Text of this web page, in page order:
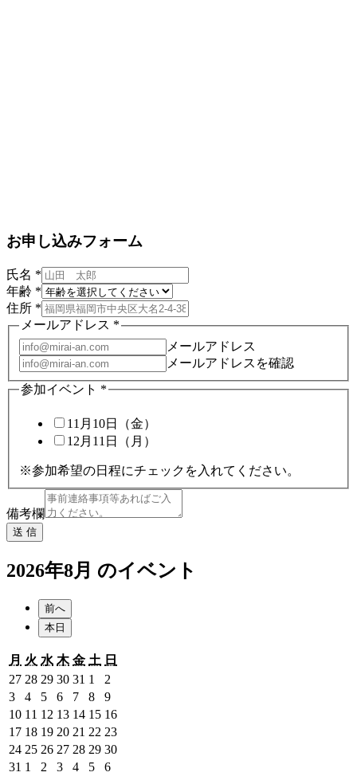
お申し込みフォーム
氏名 *
年齢 *
住所 *
メールアドレス *
メールアドレス
メールアドレスを確認
参加イベント *
11月10日（金）
12月11日（月）
※参加希望の日程にチェックを入れてください。
備考欄
送 信
2026年8月 のイベント
前へ
本日
月 月
曜
日
火 火
曜
日
水 水
曜
日
木木
曜
日
金金
曜
日
土 土
曜
日
日
272026
年
7
月
27
日
282026
年
7
月
28
日
292026
年
7
月
29
日
302026
年
7
月
30
日
31 2026
年
7
月
31
日
1
2026
年
8
月
1
日
2
年
8
月
2
日
32026
年
8
月
3
日
42026
年
8
月
4
日
52026
年
8
月
5
日
62026
年
8
月
6
日
72026
年
8
月
7
日
82026
年
8
月
8
日
92026
年
8
月
9
日
102026
年
8
月
10
11 2026
年
8
月
11
12 2026
年
8
月
12
132026
年
8
月
13
142026
年
8
月
14
152026
年
8
月
15
162026
8
172026
年
8
182026
年
8
192026
年
8
202026
年
21 2026
年
8
22 2026
年
8
232026
年
242026
年
252026
年
262026
年
272026
年
282026
年
292026
年
302026
31 2026
1
2026
2 2026
32026
42026
52026
62026